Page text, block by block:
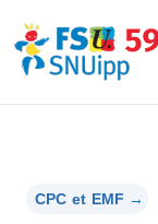
CPC et EMF →